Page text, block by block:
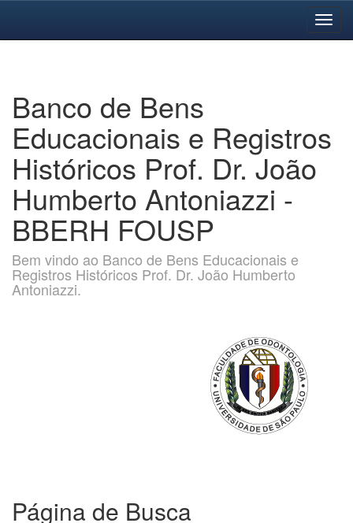
Banco de Bens
Educacionais e Registros
Históricos Prof. Dr. João
Humberto Antoniazzi -
BBERH FOUSP
Bem vindo ao Banco de Bens Educacionais e
Registros Históricos Prof. Dr. João Humberto
Antoniazzi.
Página de Busca